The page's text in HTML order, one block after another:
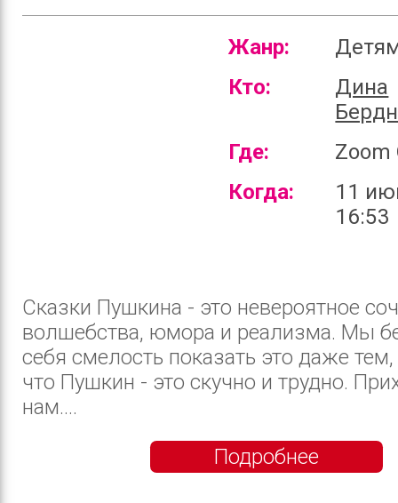
Жанр:
Кто:
Дина
Где:
Zoom
Когда:
11
16:53
Сказки Пушкина - это невероятное
волшебства, юмора и реализма. Мы
себя смелость показать это даже тем,
что Пушкин - это скучно и трудно.
нам....
Подробнее